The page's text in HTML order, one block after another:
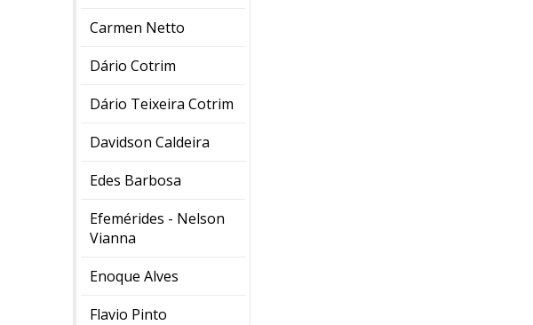
Carmen Netto
Dário Cotrim
Dário Teixeira Cotrim
Davidson Caldeira
Edes Barbosa
Efemérides - Nelson
Vianna
Enoque Alves
Flavio Pinto